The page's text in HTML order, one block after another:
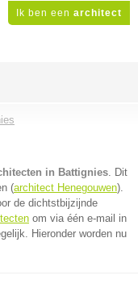
Ik ben een architect
in Battignies. Dit
(architect Henegouwen).
de dichtstbijzijnde
om via één e-mail in
Hieronder worden nu